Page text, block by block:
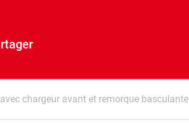
chargeur avant et remorque basculante